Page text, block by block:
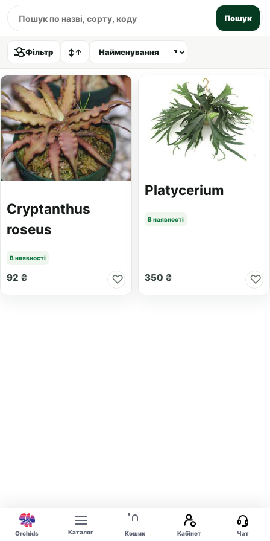
Пошук
Фільтр ↕↑
Cryptanthus
roseus
В наявності
92 ₴ ♡
Platycerium
В наявності
350 ₴ ♡
Orchids Каталог Кошик Кабінет Чат